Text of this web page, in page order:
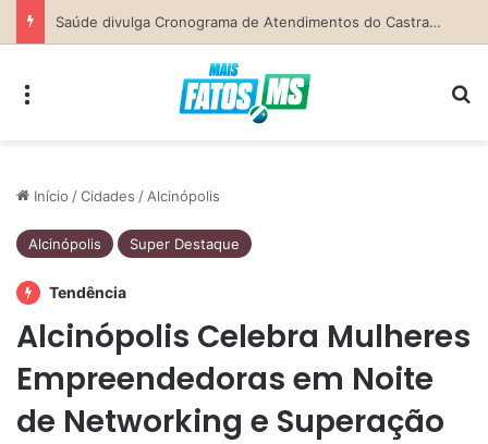
Secretaria da Mulher de Costa Rica abre Agosto Lilás com palestra sobre ciclo da violência e defesa pessoal
Início /Cidades / Alcinópolis
Alcinópolis Super Destaque
Tendência
Alcinópolis Celebra Mulheres
Empreendedoras em Noite
de Networking e Superação